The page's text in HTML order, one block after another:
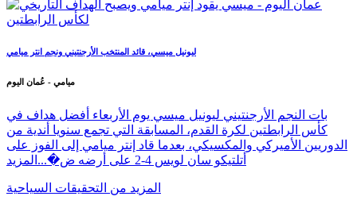
ليونيل ميسي، قائد المنتخب الأرجنتيني ونجم انتر ميامي
ميامي - عُمان اليوم
بات النجم الأرجنتيني ليونيل ميسي يوم الأربعاء أفضل هداف في
كأس الرابطتين لكرة القدم، المسابقة التي تجمع سنويا أندية من
الدوريين الأميركي والمكسيكي، بعدما قاد إنتر ميامي إلى الفوز على
أتلتيكو سان لويس 4-2 على أرضه ض�...
المزيد
المزيد من التحقيقات السياحية